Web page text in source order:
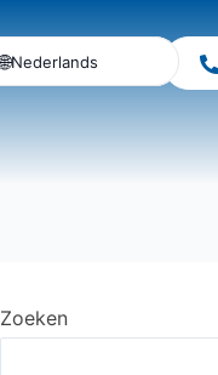
Nederlands
Zoeken